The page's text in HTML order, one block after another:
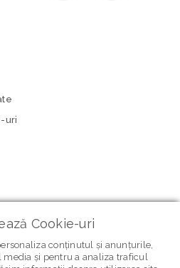
uri
Cookie-uri
conținutul și anunțurile,
media și pentru a analiza traficul